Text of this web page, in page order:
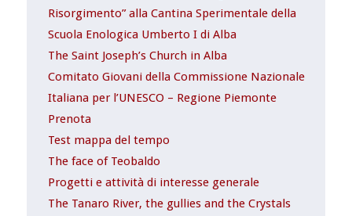
Risorgimento” alla Cantina Sperimentale della
Scuola Enologica Umberto I di Alba
The Saint Joseph’s Church in Alba
Comitato Giovani della Commissione Nazionale
Italiana per l’UNESCO – Regione Piemonte
Prenota
Test mappa del tempo
The face of Teobaldo
Progetti e attività di interesse generale
The Tanaro River, the gullies and the Crystals